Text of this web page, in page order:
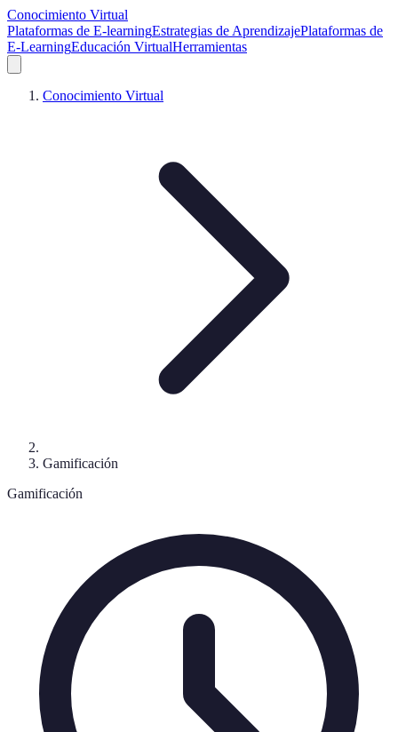
Conocimiento Virtual
Plataformas de E-learningEstrategias de AprendizajePlataformas de
E-LearningEducación VirtualHerramientas
Conocimiento Virtual
Gamificación
Gamificación